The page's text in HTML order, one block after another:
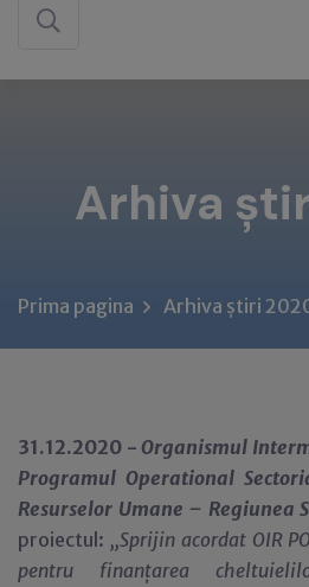
Arhiva
Prima pagina Arhiva știri
31.12.2020 - Organismul
Programul Operational
Resurselor Umane – Regiunea
proiectul: ,,Sprijin acordat OIR
pentru finanțarea